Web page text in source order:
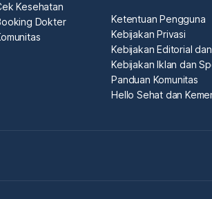
Kesehatan
Dokter
Ketentuan Pengguna
Kebijakan Privasi
Kebijakan Editorial
Kebijakan Iklan dan
Panduan Komunitas
Hello Sehat dan